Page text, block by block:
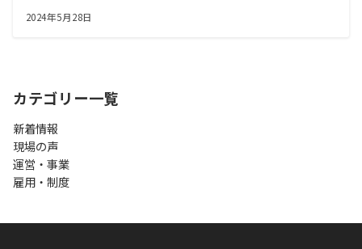
2024年5月28日
カテゴリー一覧
新着情報
現場の声
運営・事業
雇用・制度